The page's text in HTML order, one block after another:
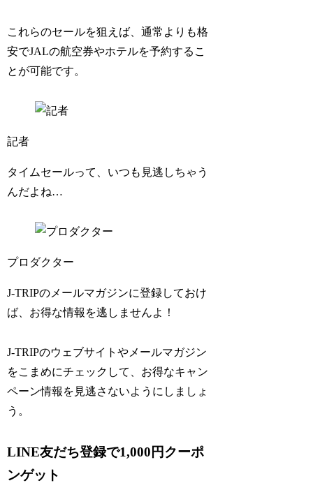
これらのセールを狙えば、通常よりも格
安でJALの航空券やホテルを予約するこ
とが可能です。
記者
タイムセールって、いつも見逃しちゃう
んだよね…
プロダクター
J-TRIPのメールマガジンに登録しておけ
ば、お得な情報を逃しませんよ！
J-TRIPのウェブサイトやメールマガジン
をこまめにチェックして、お得なキャン
ペーン情報を見逃さないようにしましょ
う。
LINE友だち登録で1,000円クーポ
ンゲット